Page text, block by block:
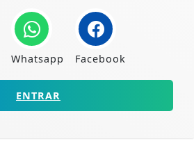
Whatsapp Facebook
ENTRAR